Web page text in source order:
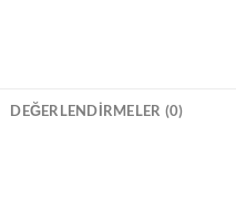
DEĞERLENDIRMELER (0)